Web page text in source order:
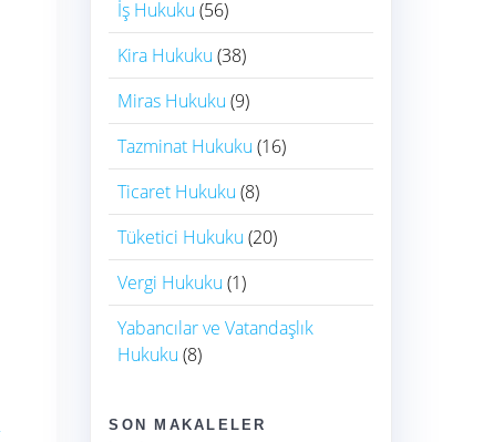
İş Hukuku (56)
Kira Hukuku (38)
Miras Hukuku (9)
Tazminat Hukuku (16)
Ticaret Hukuku (8)
Tüketici Hukuku (20)
Vergi Hukuku (1)
Yabancılar ve Vatandaşlık
Hukuku (8)
SON MAKALELER